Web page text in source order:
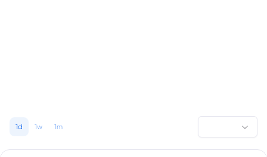
1d 1w 1m